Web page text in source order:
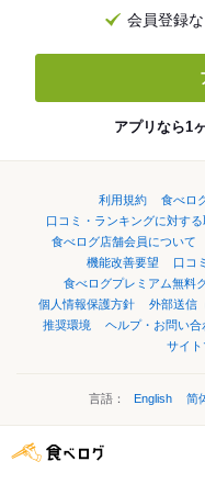
会員登録
アプリなら1
利用規約 食べロ
口コミ・ランキングに対す
食べログ店舗会員について
機能改善要望
口コ
食べログプレミアム無料
個人情報保護方針
外部送信
推奨環境
ヘルプ・お問い合
サイト
言語： English 简